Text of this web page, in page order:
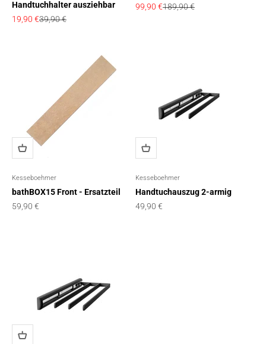
Handtuchhalter ausziehbar
Angebot
19,90 €Regulärer Preis
39,90 €
Angebot
99,90 €Regulärer Preis
189,90 €
Kesseboehmer
bathBOX15 Front - Ersatzteil
Angebot
59,90 €
Kesseboehmer
Handtuchauszug 2-armig
Angebot
49,90 €